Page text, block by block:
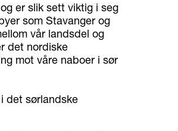
er slik sett viktig i seg
som Stavanger og
vår landsdel og
det nordiske
mot våre naboer i sør
det sørlandske